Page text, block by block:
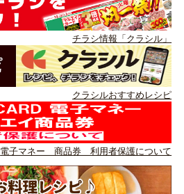
チラシ情報「クラシル」
クラシルおすすめレシピ
電子マネー 商品券 利用者保護について